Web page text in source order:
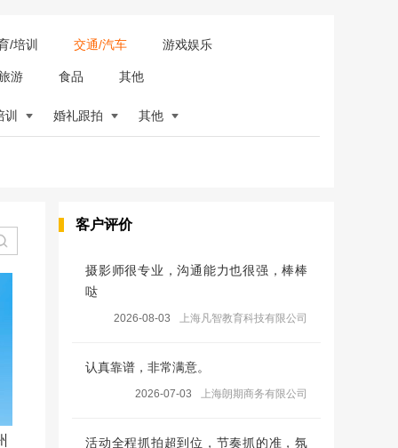
/培训 交通/汽车 游戏娱乐
游 食品 其他
训 婚礼跟拍 其他
客户评价
摄影师很专业，沟通能力也很强，棒棒
哒
2026-08-03 上海凡智教育科技有限公司
认真靠谱，非常满意。
2026-07-03 上海朗期商务有限公司
活动全程抓拍超到位，节奏抓的准，氛